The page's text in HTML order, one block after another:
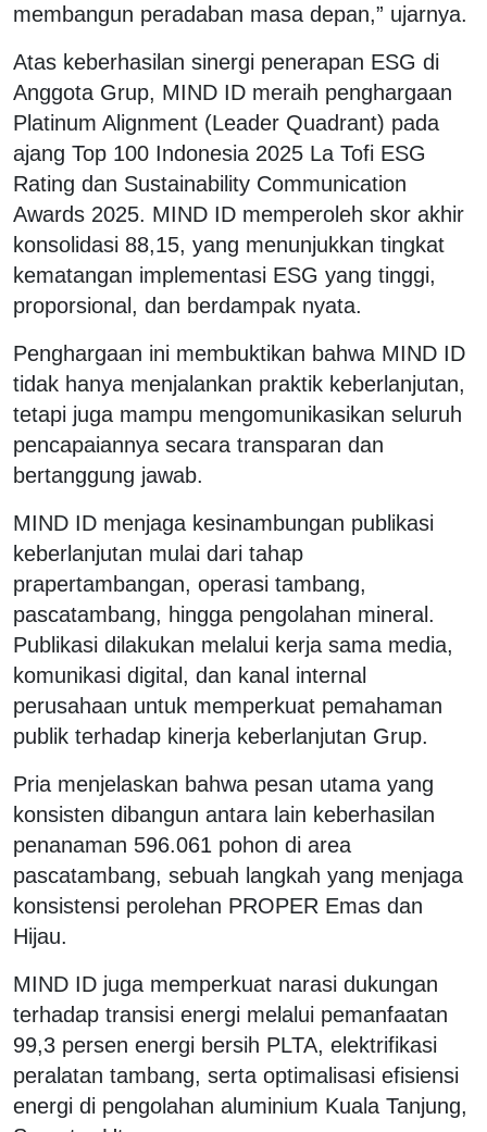
membangun peradaban masa depan,” ujarnya.
Atas keberhasilan sinergi penerapan ESG di
Anggota Grup, MIND ID meraih penghargaan
Platinum Alignment (Leader Quadrant) pada
ajang Top 100 Indonesia 2025 La Tofi ESG
Rating dan Sustainability Communication
Awards 2025. MIND ID memperoleh skor akhir
konsolidasi 88,15, yang menunjukkan tingkat
kematangan implementasi ESG yang tinggi,
proporsional, dan berdampak nyata.
Penghargaan ini membuktikan bahwa MIND ID
tidak hanya menjalankan praktik keberlanjutan,
tetapi juga mampu mengomunikasikan seluruh
pencapaiannya secara transparan dan
bertanggung jawab.
MIND ID menjaga kesinambungan publikasi
keberlanjutan mulai dari tahap
prapertambangan, operasi tambang,
pascatambang, hingga pengolahan mineral.
Publikasi dilakukan melalui kerja sama media,
komunikasi digital, dan kanal internal
perusahaan untuk memperkuat pemahaman
publik terhadap kinerja keberlanjutan Grup.
Pria menjelaskan bahwa pesan utama yang
konsisten dibangun antara lain keberhasilan
penanaman 596.061 pohon di area
pascatambang, sebuah langkah yang menjaga
konsistensi perolehan PROPER Emas dan
Hijau.
MIND ID juga memperkuat narasi dukungan
terhadap transisi energi melalui pemanfaatan
99,3 persen energi bersih PLTA, elektrifikasi
peralatan tambang, serta optimalisasi efisiensi
energi di pengolahan aluminium Kuala Tanjung,